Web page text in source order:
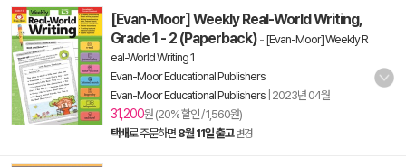
[Evan-Moor] Weekly Real-World Writing,
Grade 1 - 2 (Paperback) - [Evan-Moor] Weekly R
eal-World Writing 1
Evan-Moor Educational Publishers
Evan-Moor Educational Publishers 2023년 04월
31,200원 (20% 할인 / 1,560원)
택배로 주문하면 8월 11일 출고 변경